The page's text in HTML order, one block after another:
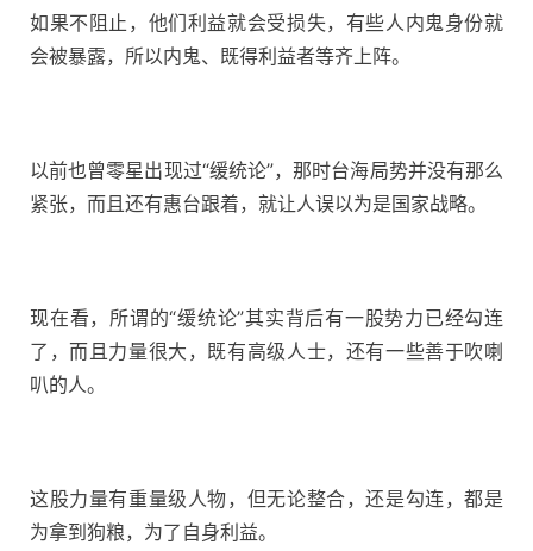
如果不阻止，他们利益就会受损失，有些人内鬼身份就
会被暴露，所以内鬼、既得利益者等齐上阵。
以前也曾零星出现过“缓统论”，那时台海局势并没有那么
紧张，而且还有惠台跟着，就让人误以为是国家战略。
现在看，所谓的“缓统论”其实背后有一股势力已经勾连
了，而且力量很大，既有高级人士，还有一些善于吹喇
叭的人。
这股力量有重量级人物，但无论整合，还是勾连，都是
为拿到狗粮，为了自身利益。